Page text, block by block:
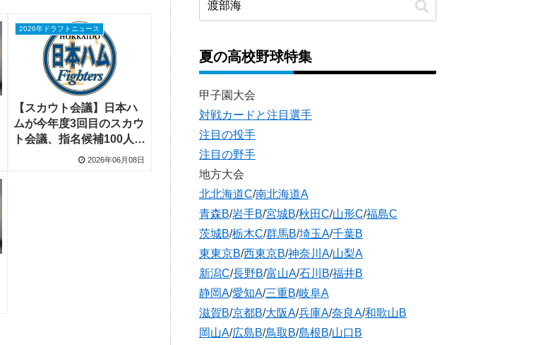
2026年ドラフトニュース
【スカウト会議】日本ハ
ムが今年度3回目のスカウ
ト会議、指名候補100人前
後でドラフト1位クラスは
2026年06月08日
夏の高校野球特集
甲子園大会
対戦カードと注目選手
注目の投手
注目の野手
地方大会
北北海道C/南北海道A
青森B/岩手B/宮城B/秋田C/山形C/福島C
茨城B/栃木C/群馬B/埼玉A/千葉B
東東京B/西東京B/神奈川A/山梨A
新潟C/長野B/富山A/石川B/福井B
静岡A/愛知A/三重B/岐阜A
滋賀B/京都B/大阪A/兵庫A/奈良A/和歌山B
岡山A/広島B/鳥取B/島根B/山口B